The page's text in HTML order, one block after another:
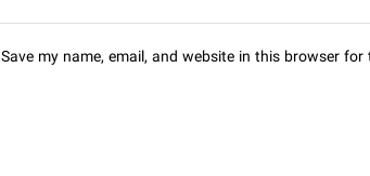
Save my name, email, and website in this browser